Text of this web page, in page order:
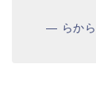
— らか